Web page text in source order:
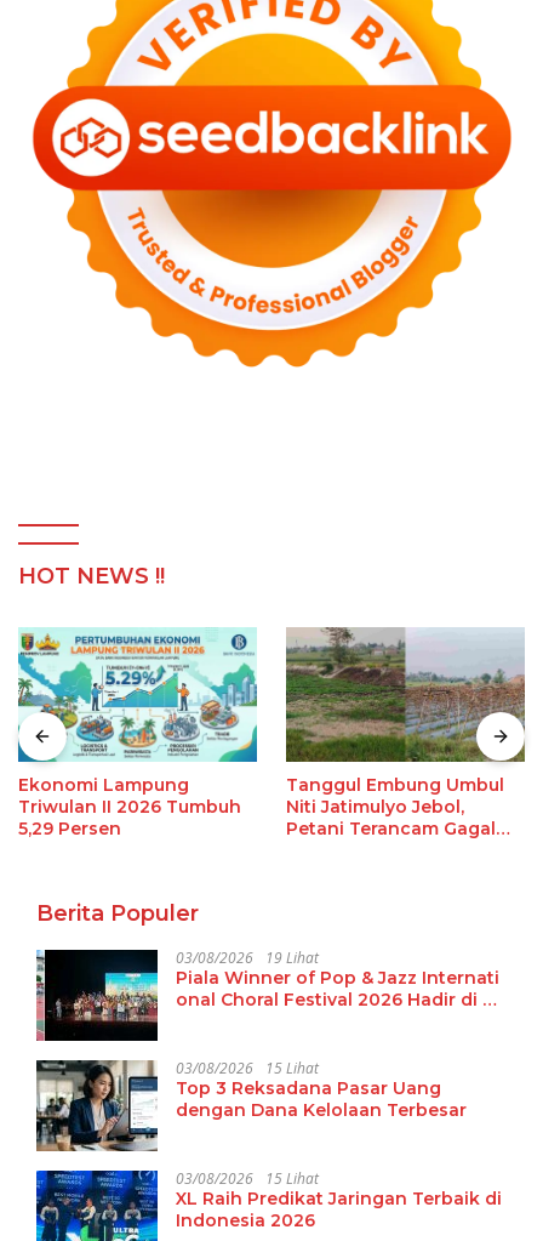
HOT NEWS !!
Ekonomi Lampung
Triwulan II 2026 Tumbuh
5,29 Persen
Tanggul Embung Umbul
Niti Jatimulyo Jebol,
Petani Terancam Gagal
Berita Populer
03/08/2026 19 Lihat
Piala Winner of Pop & Jazz Internati
onal Choral Festival 2026 Hadir di La
03/08/2026 15 Lihat
Top 3 Reksadana Pasar Uang
dengan Dana Kelolaan Terbesar
03/08/2026 15 Lihat
XL Raih Predikat Jaringan Terbaik di
Indonesia 2026